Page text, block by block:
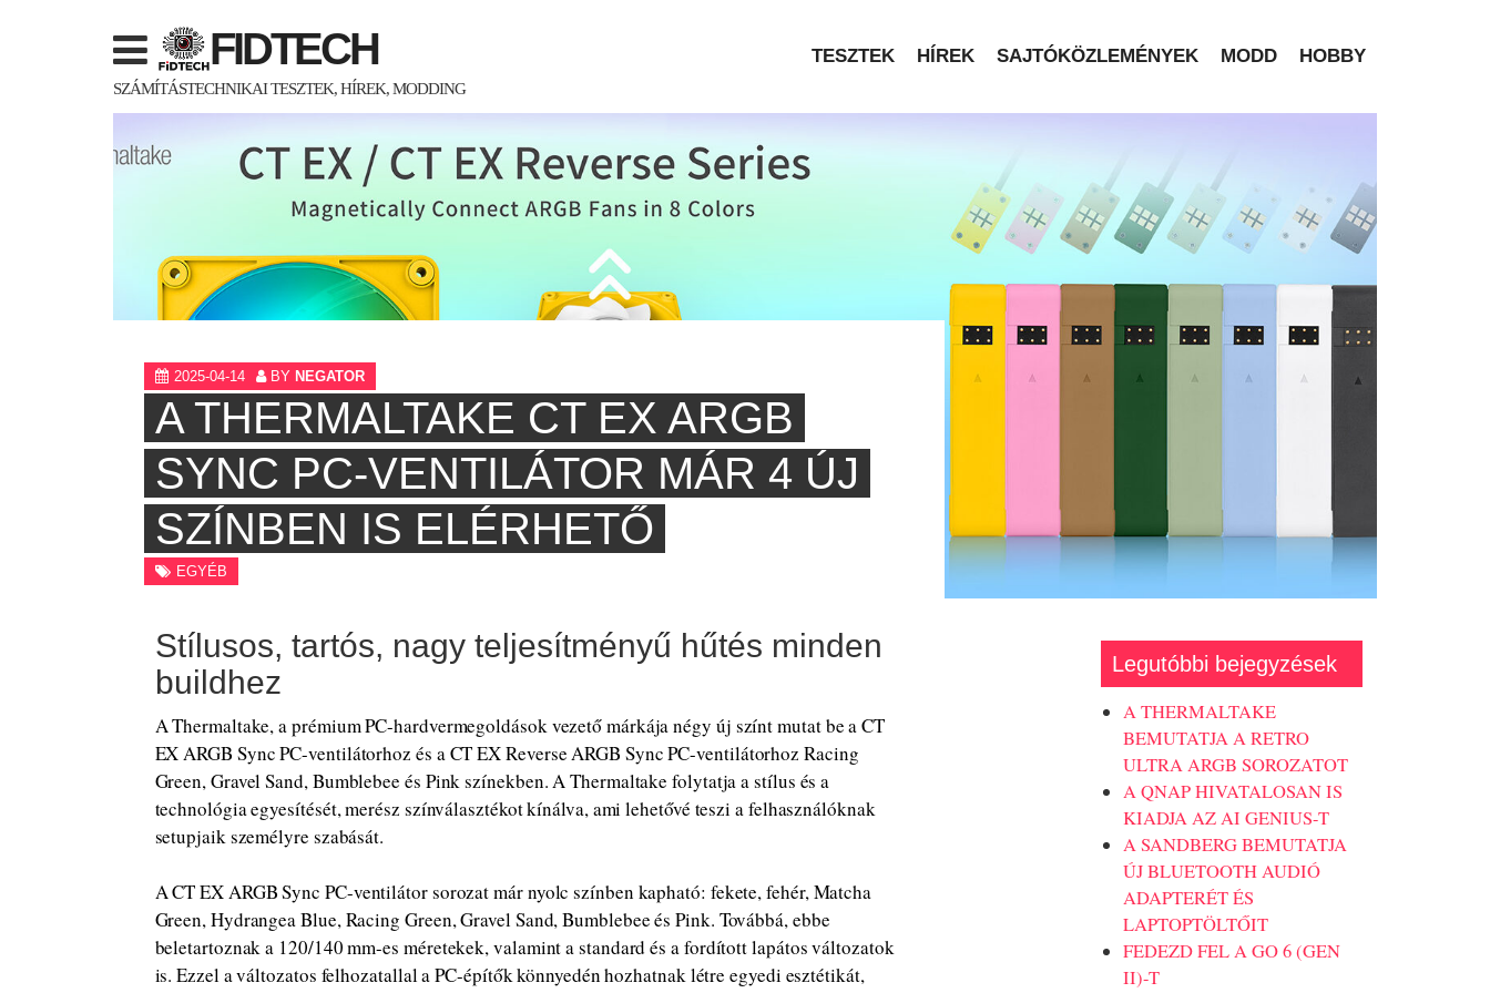
FIDTECH
SZÁMÍTÁSTECHNIKAI TESZTEK, HÍREK, MODDING
TESZTEK HÍREK SAJTÓKÖZLEMÉNYEK MODD HOBBY
2025-04-14 BY NEGATOR
A THERMALTAKE CT EX ARGB
SYNC PC-VENTILÁTOR MÁR 4 ÚJ
SZÍNBEN IS ELÉRHETŐ
EGYÉB
Stílusos, tartós, nagy teljesítményű hűtés minden
buildhez
A Thermaltake, a prémium PC-hardvermegoldások vezető márkája négy új színt mutat be a CT
EX ARGB Sync PC-ventilátorhoz és a CT EX Reverse ARGB Sync PC-ventilátorhoz Racing
Green, Gravel Sand, Bumblebee és Pink színekben. A Thermaltake folytatja a stílus és a
technológia egyesítését, merész színválasztékot kínálva, ami lehetővé teszi a felhasználóknak
setupjaik személyre szabását.
A CT EX ARGB Sync PC-ventilátor sorozat már nyolc színben kapható: fekete, fehér, Matcha
Green, Hydrangea Blue, Racing Green, Gravel Sand, Bumblebee és Pink. Továbbá, ebbe
beletartoznak a 120/140 mm-es méretekek, valamint a standard és a fordított lapátos változatok
is. Ezzel a változatos felhozatallal a PC-építők könnyedén hozhatnak létre egyedi esztétikát,
Legutóbbi bejegyzések
A THERMALTAKE
BEMUTATJA A RETRO
ULTRA ARGB SOROZATOT
A QNAP HIVATALOSAN IS
KIADJA AZ AI GENIUS-T
A SANDBERG BEMUTATJA
ÚJ BLUETOOTH AUDIÓ
ADAPTERÉT ÉS
LAPTOPTÖLTŐIT
FEDEZD FEL A GO 6 (GEN
II)-T